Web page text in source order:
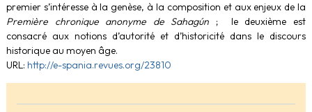
premier s’intéresse à la genèse, à la composition et aux enjeux de la
Première chronique anonyme de Sahagún ; le deuxième est
consacré aux notions d’autorité et d’historicité dans le discours
historique au moyen âge.
URL: http://e-spania.revues.org/23810